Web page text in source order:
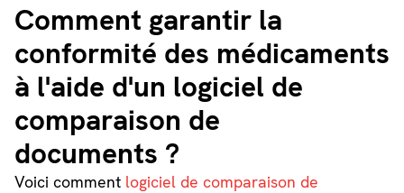
Comment garantir la
conformité des médicaments
à l'aide d'un logiciel de
comparaison de
documents ?
Voici comment logiciel de comparaison de